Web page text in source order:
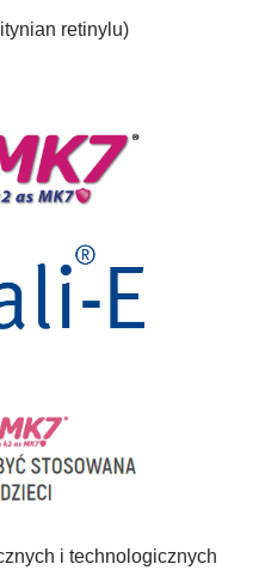
retinylu)
i technologicznych